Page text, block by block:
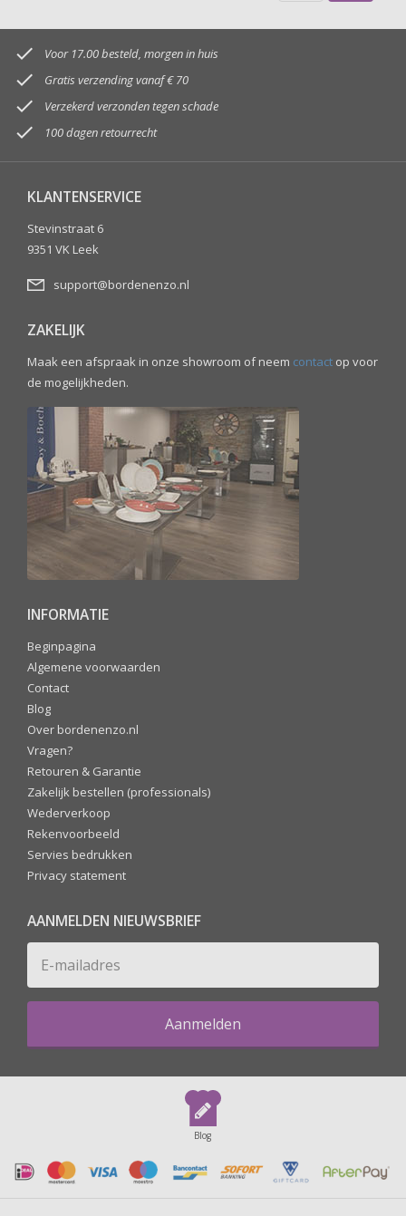
 Voor 17.00 besteld, morgen in huis
 Gratis verzending vanaf € 70
 Verzekerd verzonden tegen schade
 100 dagen retourrecht
KLANTENSERVICE
Stevinstraat 6
9351 VK Leek
support@bordenenzo.nl
ZAKELIJK
Maak een afspraak in onze showroom of neem contact op voor
de mogelijkheden.
INFORMATIE
Beginpagina
Algemene voorwaarden
Contact
Blog
Over bordenenzo.nl
Vragen?
Retouren & Garantie
Zakelijk bestellen (professionals)
Wederverkoop
Rekenvoorbeeld
Servies bedrukken
Privacy statement
AANMELDEN NIEUWSBRIEF
Aanmelden
Blog